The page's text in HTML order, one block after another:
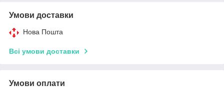
Умови доставки
Нова Пошта
Всі умови доставки
Умови оплати